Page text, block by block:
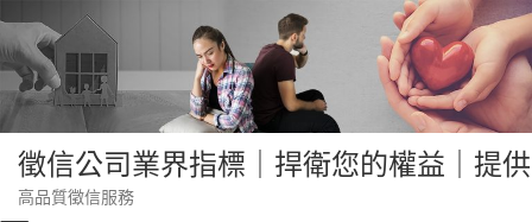
to
content
徵信公司業界指標｜捍衛您的權益｜提
高品質徵信服務